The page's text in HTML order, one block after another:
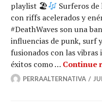
playlist 🏖
Surferos
con riffs acelerados y
#DeathWaves son una
influencias de punk, surf
fusionados con las vibras
éxitos como … Continue
PERRAALTERNATIVA